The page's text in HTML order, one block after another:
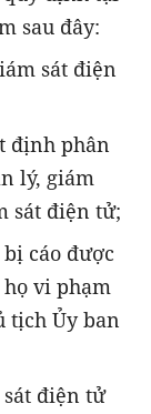
sau đây:
sát điện
định phân
lý, giám
sát điện tử;
cáo được
vi phạm
tịch Ủy ban
điện tử